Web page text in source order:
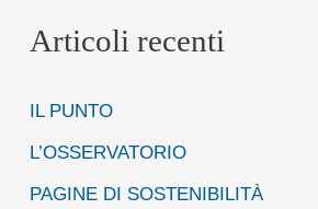
r
a
:
Articoli recenti
IL PUNTO
L’OSSERVATORIO
PAGINE DI SOSTENIBILITÀ